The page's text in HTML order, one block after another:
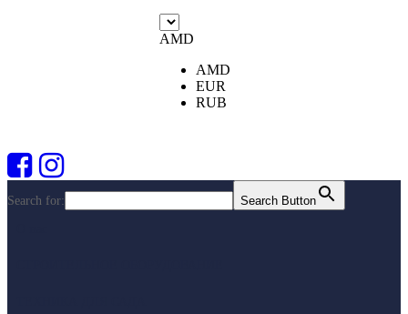
AMD
AMD
EUR
RUB
Search for: Search Button